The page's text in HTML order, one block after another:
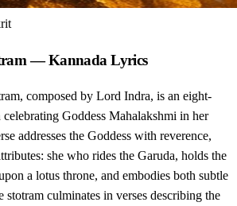
— Kannada Lyrics
composed by Lord Indra, is an eight-
Goddess Mahalakshmi in her
addresses the Goddess with reverence,
she who rides the Garuda, holds the
a lotus throne, and embodies both subtle
stotram culminates in verses describing the